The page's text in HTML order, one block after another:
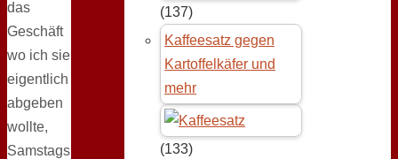
das
Geschäft
wo ich sie
eigentlich
abgeben
wollte,
Samstags
(137)
Kaffeesatz gegen
Kartoffelkäfer und
mehr
(133)